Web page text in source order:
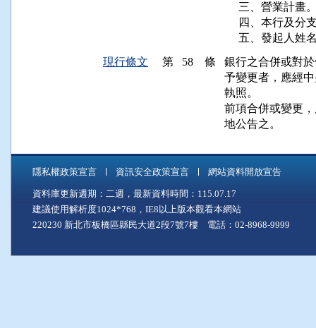
三、營業計畫
四、本行及分
現行條文 第 58 條
銀行之合併或對
予變更者，應經
執照。
前項合併或變更
地公告之。
隱私權政策宣言 資訊安全政策宣言 網站資料開放宣告
資料庫更新週期：二週，最新資料時間：115.07.17
建議使用解析度1024*768，IE8以上版本觀看本網站
220230 新北市板橋區縣民大道2段7號7樓 電話：02-8968-9999